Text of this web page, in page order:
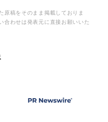
原稿をそのまま掲載しておりま
合わせは発表元に直接お願いいた